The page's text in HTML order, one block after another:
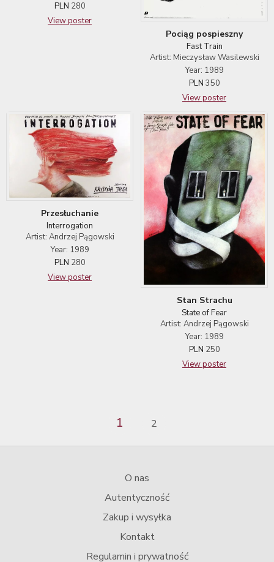
PLN 280
View poster
Pociąg pospieszny
Fast Train
Artist: Mieczysław Wasilewski
Year: 1989
PLN 350
View poster
Przesłuchanie
Interrogation
Artist: Andrzej Pągowski
Year: 1989
PLN 280
View poster
Stan Strachu
State of Fear
Artist: Andrzej Pągowski
Year: 1989
PLN 250
View poster
1 2
O nas
Autentyczność
Zakup i wysyłka
Kontakt
Regulamin i prywatność